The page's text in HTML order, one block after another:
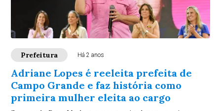
Prefeitura Há 2 anos
Adriane Lopes é reeleita prefeita de
Campo Grande e faz história como
primeira mulher eleita ao cargo